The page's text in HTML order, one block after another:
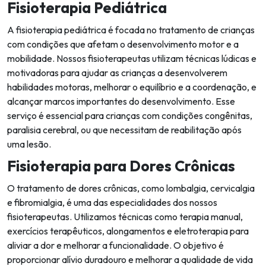
Fisioterapia Pediátrica
A fisioterapia pediátrica é focada no tratamento de crianças
com condições que afetam o desenvolvimento motor e a
mobilidade. Nossos fisioterapeutas utilizam técnicas lúdicas e
motivadoras para ajudar as crianças a desenvolverem
habilidades motoras, melhorar o equilíbrio e a coordenação, e
alcançar marcos importantes do desenvolvimento. Esse
serviço é essencial para crianças com condições congênitas,
paralisia cerebral, ou que necessitam de reabilitação após
uma lesão.
Fisioterapia para Dores Crônicas
O tratamento de dores crônicas, como lombalgia, cervicalgia
e fibromialgia, é uma das especialidades dos nossos
fisioterapeutas. Utilizamos técnicas como terapia manual,
exercícios terapêuticos, alongamentos e eletroterapia para
aliviar a dor e melhorar a funcionalidade. O objetivo é
proporcionar alívio duradouro e melhorar a qualidade de vida